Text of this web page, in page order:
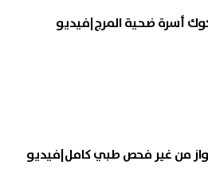
من غير فحص طبي كامل|فيديو